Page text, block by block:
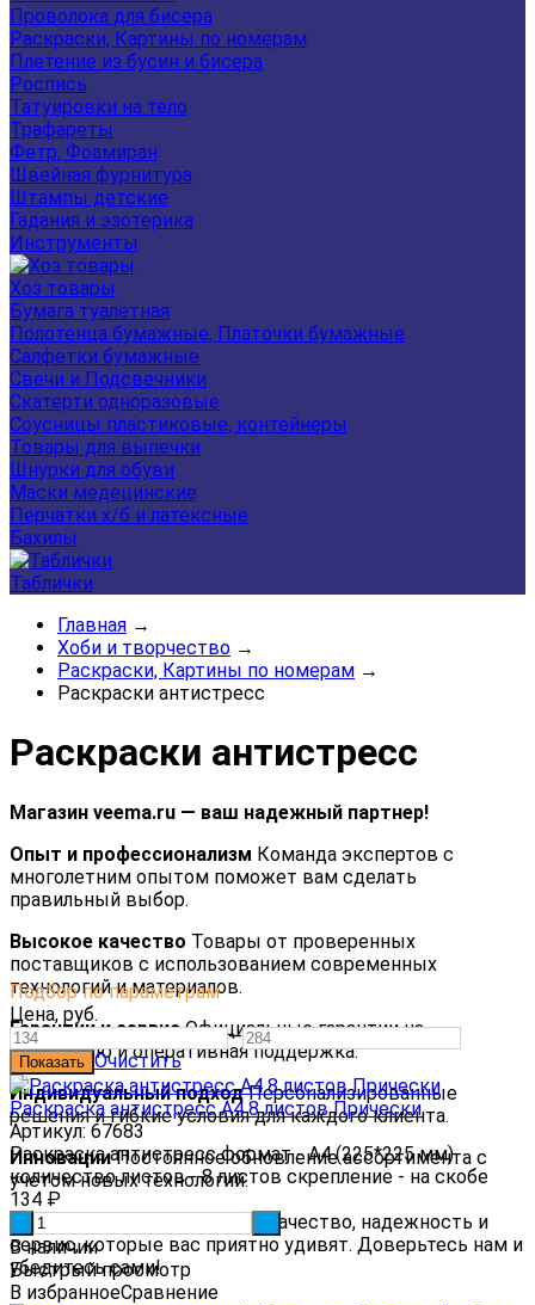
Проволока для бисера
Раскраски, Картины по номерам
Плетение из бусин и бисера
Роспись
Татуировки на тело
Трафареты
Фетр, Фоамиран
Швейная фурнитура
Штампы детские
Гадания и эзотерика
Инструменты
Хоз товары
Бумага туалетная
Полотенца бумажные, Платочки бумажные
Салфетки бумажные
Свечи и Подсвечники
Скатерти одноразовые
Соусницы пластиковые, контейнеры
Товары для выпечки
Шнурки для обуви
Маски медецинские
Перчатки х/б и латексные
Бахилы
Таблички
Главная →
Хоби и творчество →
Раскраски, Картины по номерам →
Раскраски антистресс
Раскраски антистресс
Магазин veema.ru — ваш надежный партнер!
Опыт и профессионализм Команда экспертов с
многолетним опытом поможет вам сделать
правильный выбор.
Высокое качество Товары от проверенных
поставщиков с использованием современных
технологий и материалов.
Гарантии и сервисОфициальные гарантии на
продукцию и оперативная поддержка.
Индивидуальный подходПерсонализированные
решения и гибкие условия для каждого клиента.
ИнновацииПостоянное обновление ассортимента с
учетом новых технологий.
Почему мы?
Veema.ru — это качество, надежность и
сервис, которые вас приятно удивят. Доверьтесь нам и
убедитесь сами!
Подбор по параметрам
Цена, руб.
—
Очистить
Раскраска антистресс А4 8 листов Прически
Артикул: 67683
Раскраска антистресс формат - А4 (225*225 мм)
количество листов - 8 листов скрепление - на скобе
134 ₽
В наличии
Быстрый просмотр
В избранноеСравнение